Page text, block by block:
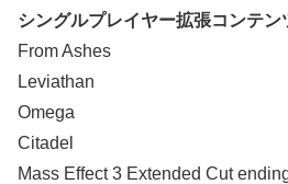
シングルプレイヤー拡張コンテン
From Ashes
Leviathan
Omega
Citadel
Mass Effect 3 Extended Cut